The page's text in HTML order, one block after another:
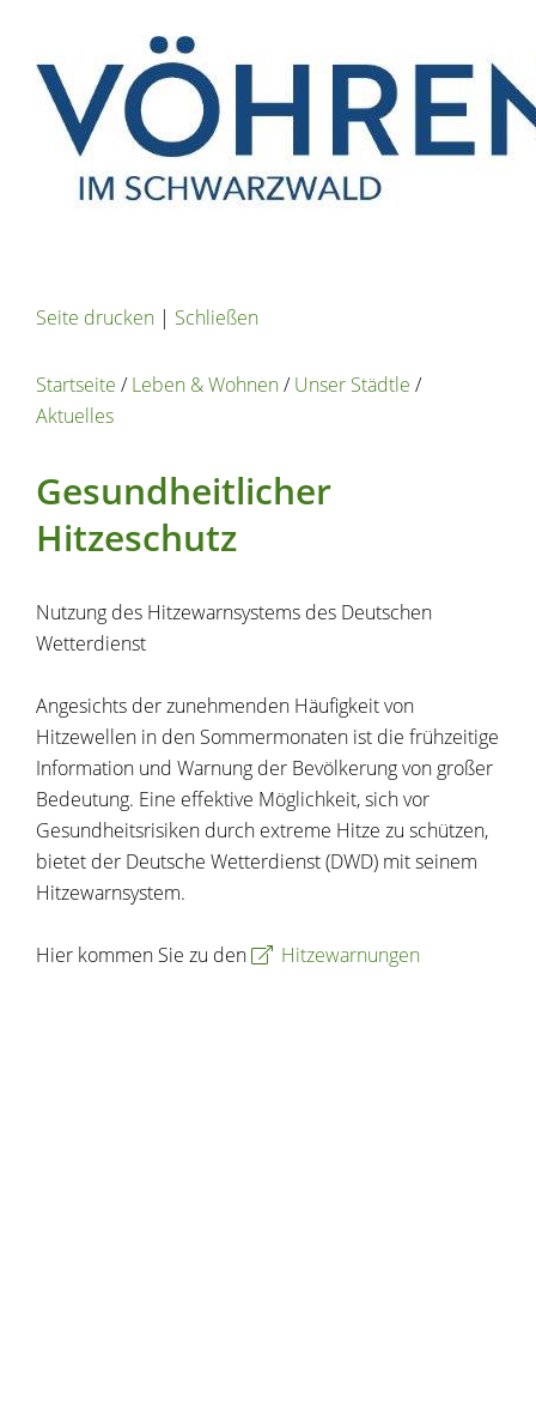
Seite drucken | Schließen
Startseite /Leben & Wohnen/Unser Städtle /
Aktuelles
Gesundheitlicher
Hitzeschutz
Nutzung des Hitzewarnsystems des Deutschen
Wetterdienst
Angesichts der zunehmenden Häufigkeit von
Hitzewellen in den Sommermonaten ist die frühzeitige
Information und Warnung der Bevölkerung von großer
Bedeutung. Eine effektive Möglichkeit, sich vor
Gesundheitsrisiken durch extreme Hitze zu schützen,
bietet der Deutsche Wetterdienst (DWD) mit seinem
Hitzewarnsystem.
Hier kommen Sie zu den Hitzewarnungen